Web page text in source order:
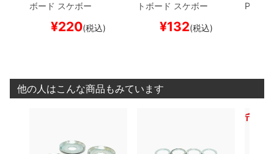
ボード スケボー
¥220(税込)
トボード スケボー
¥132(税込)
PIVOT
他の人はこんな商品もみています